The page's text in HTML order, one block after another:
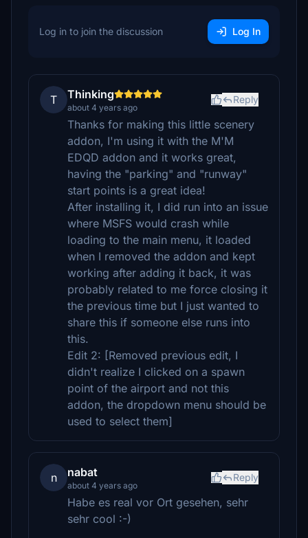
Log in to join the discussion Log In
T Thinking
about 4 years ago
Reply
Thanks for making this little scenery
addon, I'm using it with the M'M
EDQD addon and it works great,
having the "parking" and "runway"
start points is a great idea!
After installing it, I did run into an issue
where MSFS would crash while
loading to the main menu, it loaded
when I removed the addon and kept
working after adding it back, it was
probably related to me force closing it
the previous time but I just wanted to
share this if someone else runs into
this.
Edit 2: [Removed previous edit, I
didn't realize I clicked on a spawn
point of the airport and not this
addon, the dropdown menu should be
used to select them]
n nabat
about 4 years ago
Reply
Habe es real vor Ort gesehen, sehr
sehr cool :-)